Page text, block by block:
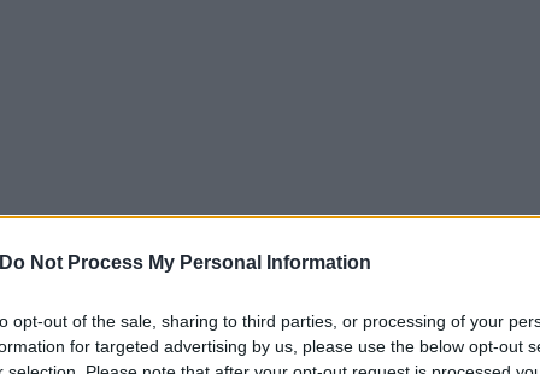
Do Not Process My Personal Information
opt-out of the sale, sharing to third parties, or processing of your
for targeted advertising by us, please use the below opt-out
χρονικό διάστημα, εστιάζονται στην
για ιδιοκτήτες και διαχειριστές ακινήτων οι
βραχυχρόνιες μισθώσεις τύπου Airbnb.
των αρνητικών συνεπειών στην κτηματαγορά